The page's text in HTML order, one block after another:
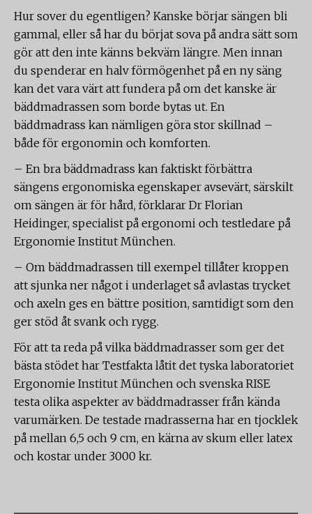
Hur sover du egentligen? Kanske börjar sängen bli
gammal, eller så har du börjat sova på andra sätt som
gör att den inte känns bekväm längre. Men innan
du spenderar en halv förmögenhet på en ny säng
kan det vara värt att fundera på om det kanske är
bäddmadrassen som borde bytas ut. En
bäddmadrass kan nämligen göra stor skillnad –
både för ergonomin och komforten.
– En bra bäddmadrass kan faktiskt förbättra
sängens ergonomiska egenskaper avsevärt, särskilt
om sängen är för hård, förklarar Dr Florian
Heidinger, specialist på ergonomi och testledare på
Ergonomie Institut München.
– Om bäddmadrassen till exempel tillåter kroppen
att sjunka ner något i underlaget så avlastas trycket
och axeln ges en bättre position, samtidigt som den
ger stöd åt svank och rygg.
För att ta reda på vilka bäddmadrasser som ger det
bästa stödet har Testfakta låtit det tyska laboratoriet
Ergonomie Institut München och svenska RISE
testa olika aspekter av bäddmadrasser från kända
varumärken. De testade madrasserna har en tjocklek
på mellan 6,5 och 9 cm, en kärna av skum eller latex
och kostar under 3000 kr.